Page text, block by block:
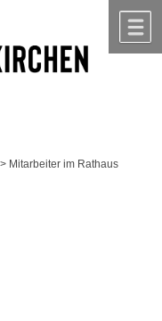
> Mitarbeiter im Rathaus